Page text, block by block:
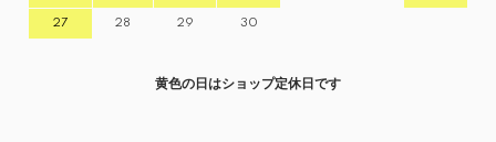
27 28 29 30
黄色の日はショップ定休日です